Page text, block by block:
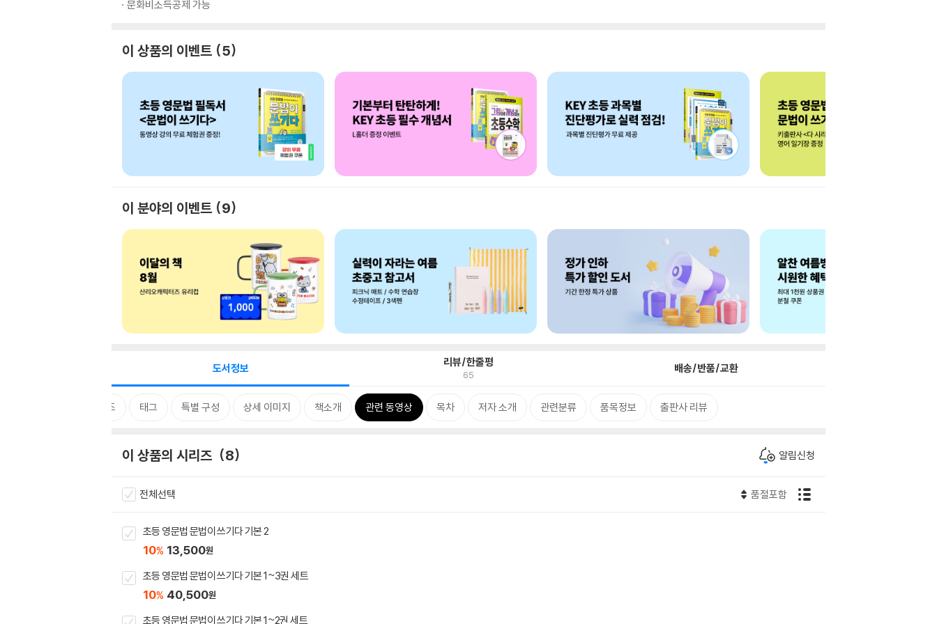
문화비소득공제 가능
이 상품의 이벤트 5
이 분야의 이벤트 9
도서정보 리뷰/한줄평
65 배송/반품/교환
시리즈 태그 특별 구성 상세 이미지 책소개 관련 동영상 목차 저자 소개 관련분류 품목정보 출판사 리뷰
이 상품의 시리즈 8 알림신청
전체선택 품절포함
초등 영문법 문법이 쓰기다 기본 2
10% 13,500원
초등 영문법 문법이 쓰기다 기본 1~3권 세트
10% 40,500원
초등 영문법 문법이 쓰기다 기본 1~2권 세트